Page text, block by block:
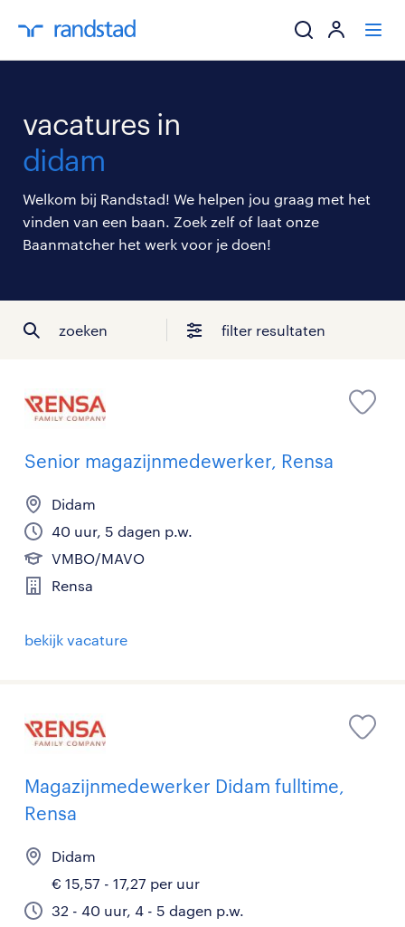
mijn carrière
over randstad
vacatures in
didam
Welkom bij Randstad! We helpen jou graag met het
vinden van een baan. Zoek zelf of laat onze
Baanmatcher het werk voor je doen!
zoeken filter resultaten
Senior magazijnmedewerker, Rensa
Didam
40 uur, 5 dagen p.w.
VMBO/MAVO
Rensa
bekijk vacature
Magazijnmedewerker Didam fulltime,
Rensa
Didam
€ 15,57 - 17,27 per uur
32 - 40 uur, 4 - 5 dagen p.w.